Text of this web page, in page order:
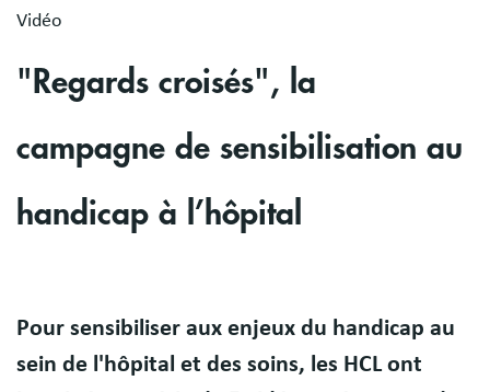
Vidéo
"Regards croisés", la
campagne de sensibilisation au
handicap à l’hôpital
Body
Pour sensibiliser aux enjeux du handicap au
sein de l'hôpital et des soins, les HCL ont